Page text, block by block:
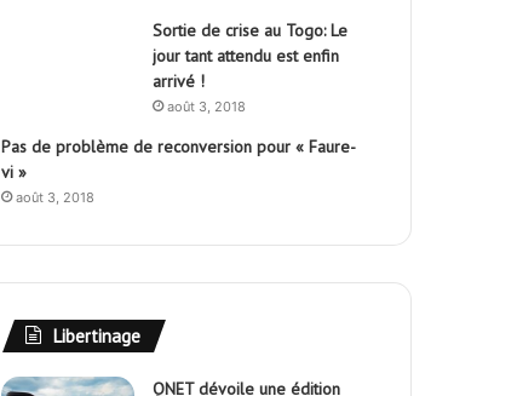
Sortie de crise au Togo: Le
jour tant attendu est enfin
arrivé !
août 3, 2018
Pas de problème de reconversion pour « Faure-
vi »
août 3, 2018
Libertinage
QNET dévoile une édition